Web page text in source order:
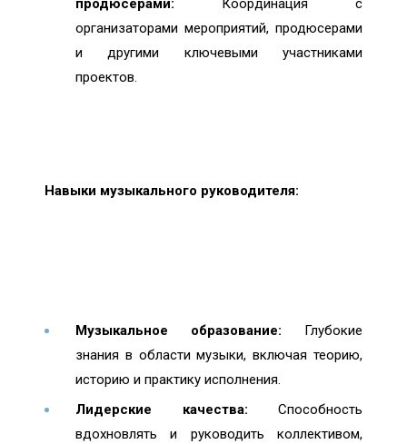
продюсерами: Координация с
организаторами мероприятий, продюсерами
и другими ключевыми участниками
проектов.
Навыки музыкального руководителя:
Музыкальное образование: Глубокие
знания в области музыки, включая теорию,
историю и практику исполнения.
Лидерские качества: Способность
вдохновлять и руководить коллективом,